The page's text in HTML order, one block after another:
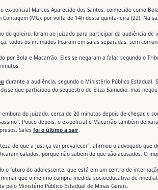
ex-policial Marcos Aparecido dos Santos, conhecido como
Contagem (MG), por volta de 14h desta quinta-feira (22). Na
do goleiro, foram ao juizado para participar da audiência
todos os intimados ficaram em salas separadas, sem
por Bola e Macarrão. Eles se negaram a falar, segundo o
durante a audiência, segundo o Ministério Público Estadual.
que participou do sequestro de Eliza Samudio, mas
do juizado, cerca de 20 minutos depois de chegar, e
Pouco depois, o ex-policial e Macarrão também
Sales foi o último a sair.
de que a Justiça vai prevalecer”, afirmou o advogado
calados, porque não sabem do que são acusados. O
o futuro do adolescente, que está em um centro de
que o menino cumpra medida socioeducativa de
pelo Ministério Público Estadual de Minas Gerais.